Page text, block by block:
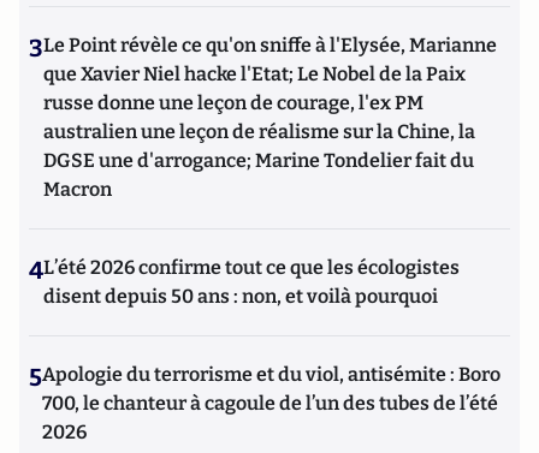
3Le Point révèle ce qu'on sniffe à l'Elysée, Marianne
que Xavier Niel hacke l'Etat; Le Nobel de la Paix
russe donne une leçon de courage, l'ex PM
australien une leçon de réalisme sur la Chine, la
DGSE une d'arrogance; Marine Tondelier fait du
Macron
4L’été 2026 confirme tout ce que les écologistes
disent depuis 50 ans : non, et voilà pourquoi
5Apologie du terrorisme et du viol, antisémite : Boro
700, le chanteur à cagoule de l’un des tubes de l’été
2026